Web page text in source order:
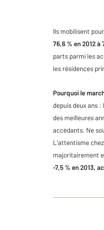
Ils mobilisent
76,6 % en 2012 à
parts parmi les
les résidences
Pourquoi le
depuis deux ans
des meilleures
accédants. Ne
L’attentisme
majoritairement
-7,5 % en 2013,